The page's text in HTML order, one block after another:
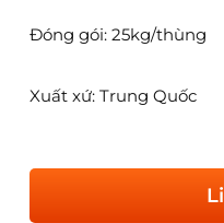
Đóng gói: 25kg/thùng
Xuất xứ: Trung Quốc